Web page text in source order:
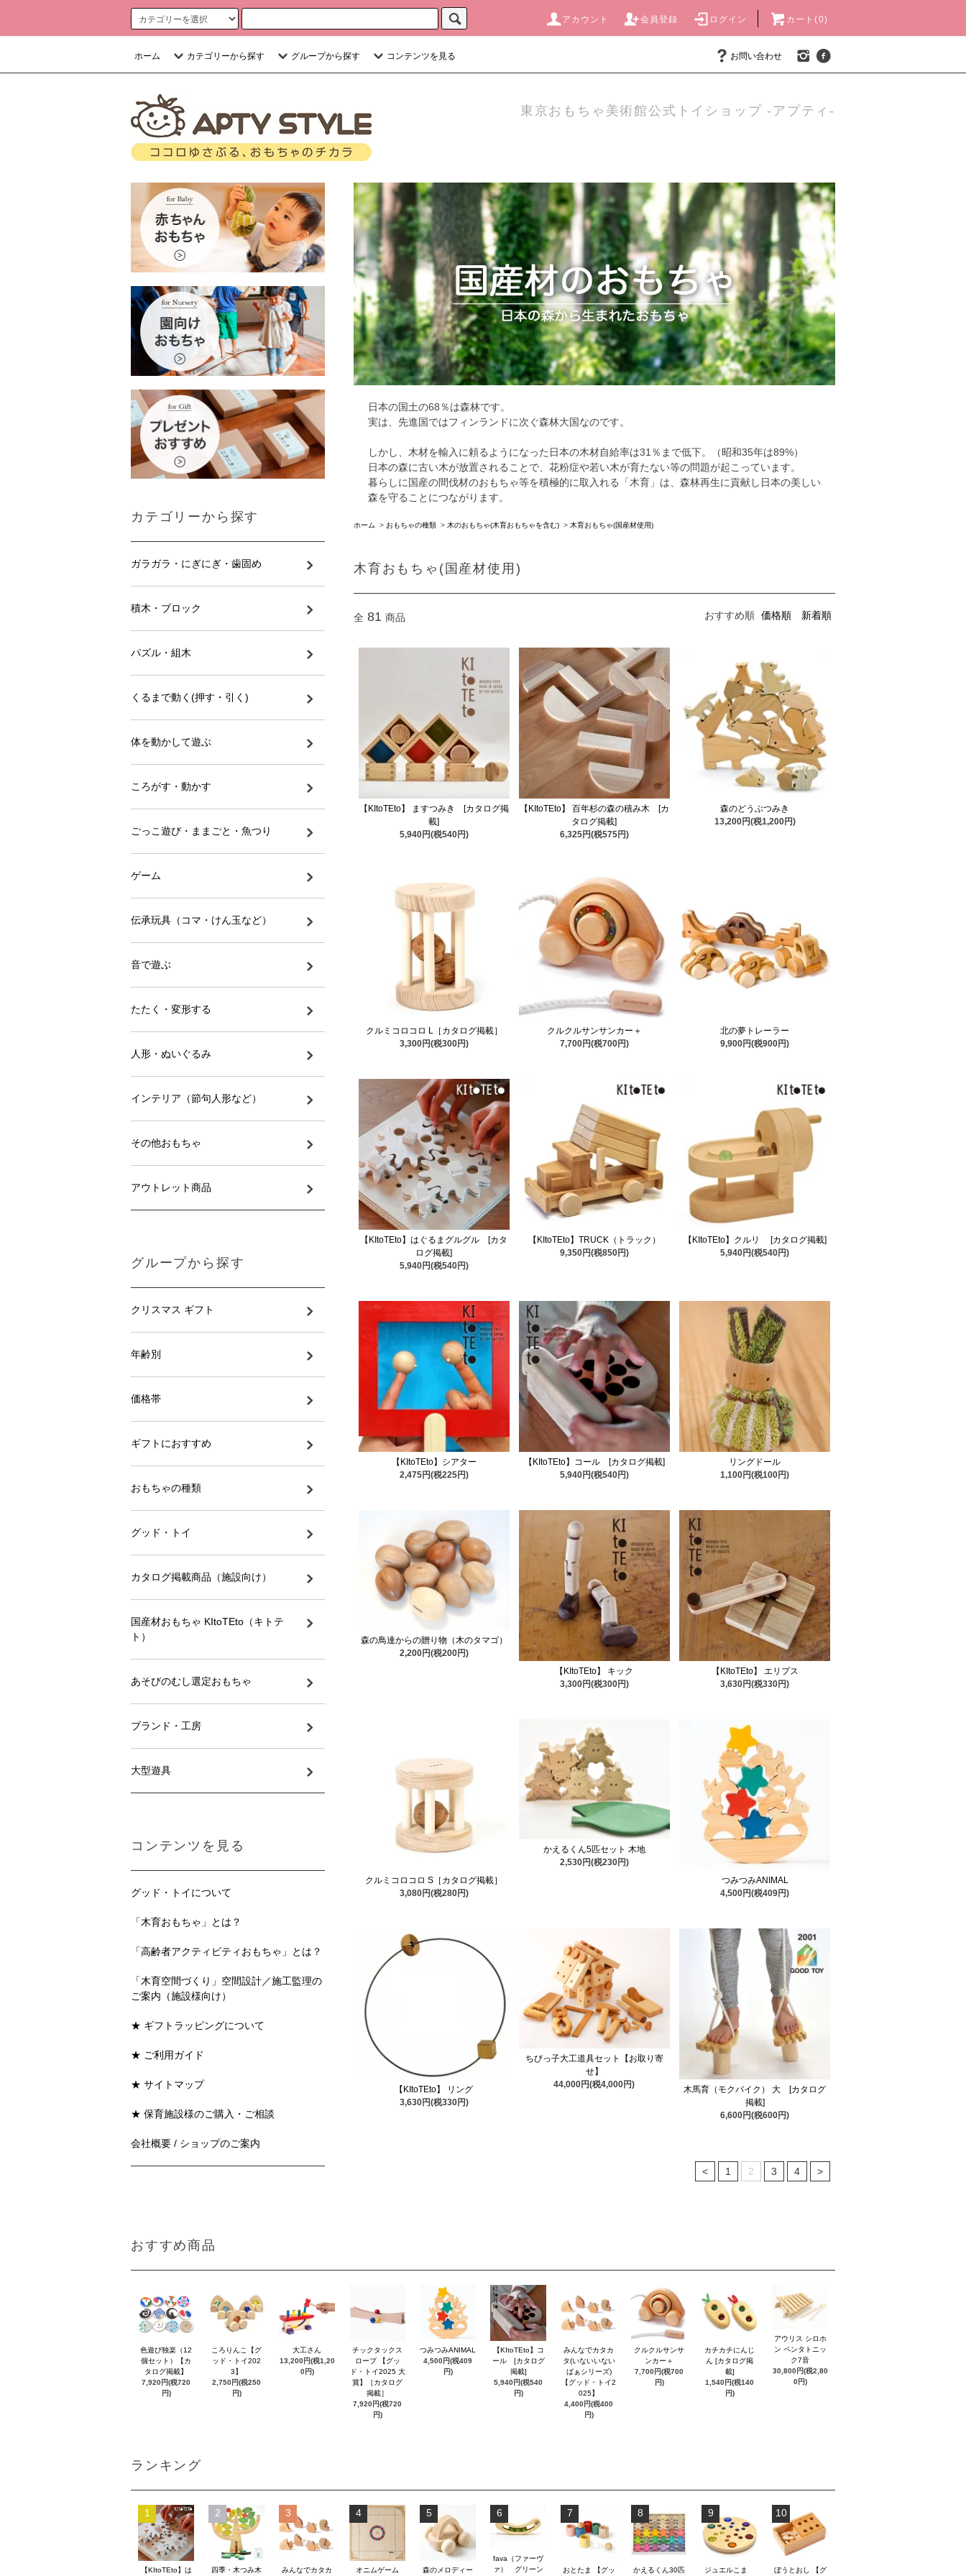
アカウント 会員登録 ログイン カート(0)
ホーム カテゴリーから探す グループから探す コンテンツを見る お問い合わせ
東京おもちゃ美術館公式トイショップ -アプティ-
日本の国土の68％は森林です。
実は、先進国ではフィンランドに次ぐ森林大国なのです。
しかし、木材を輸入に頼るようになった日本の木材自給率は31％まで低下。（昭和35年は89%）
日本の森に古い木が放置されることで、花粉症や若い木が育たない等の問題が起こっています。
暮らしに国産の間伐材のおもちゃ等を積極的に取入れる「木育」は、森林再生に貢献し日本の美しい
森を守ることにつながります。
ホーム > おもちゃの種類 > 木のおもちゃ(木育おもちゃを含む) > 木育おもちゃ(国産材使用)
木育おもちゃ(国産材使用)
全 81 商品 おすすめ順 価格順 新着順
【KItoTEto】 ますつみき [カタログ掲
載]
5,940円(税540円)
【KItoTEto】 百年杉の森の積み木 [カ
タログ掲載]
6,325円(税575円)
森のどうぶつみき
13,200円(税1,200円)
クルミコロコロ L［カタログ掲載］
3,300円(税300円)
クルクルサンサンカー＋
7,700円(税700円)
北の夢トレーラー
9,900円(税900円)
【KItoTEto】はぐるまグルグル [カタ
ログ掲載]
5,940円(税540円)
【KItoTEto】TRUCK（トラック）
9,350円(税850円)
【KItoTEto】クルリ [カタログ掲載]
5,940円(税540円)
【KItoTEto】シアター
2,475円(税225円)
【KItoTEto】コール [カタログ掲載]
5,940円(税540円)
リングドール
1,100円(税100円)
森の鳥達からの贈り物（木のタマゴ）
2,200円(税200円)
【KItoTEto】 キック
3,300円(税300円)
【KItoTEto】 エリプス
3,630円(税330円)
クルミコロコロ S［カタログ掲載］
3,080円(税280円)
かえるくん5匹セット 木地
2,530円(税230円)
つみつみANIMAL
4,500円(税409円)
【KItoTEto】 リング
3,630円(税330円)
ちびっ子大工道具セット【お取り寄
せ】
44,000円(税4,000円)
木馬育（モクバイク） 大 [カタログ
掲載]
6,600円(税600円)
< 1 2 3 4 >
カテゴリーから探す
ガラガラ・にぎにぎ・歯固め
積木・ブロック
パズル・組木
くるまで動く(押す・引く)
体を動かして遊ぶ
ころがす・動かす
ごっこ遊び・ままごと・魚つり
ゲーム
伝承玩具（コマ・けん玉など）
音で遊ぶ
たたく・変形する
人形・ぬいぐるみ
インテリア（節句人形など）
その他おもちゃ
アウトレット商品
グループから探す
クリスマス ギフト
年齢別
価格帯
ギフトにおすすめ
おもちゃの種類
グッド・トイ
カタログ掲載商品（施設向け）
国産材おもちゃ KItoTEto（キトテ
ト）
あそびのむし選定おもちゃ
ブランド・工房
大型遊具
コンテンツを見る
グッド・トイについて
「木育おもちゃ」とは？
「高齢者アクティビティおもちゃ」とは？
「木育空間づくり」空間設計／施工監理の
ご案内（施設様向け）
★ ギフトラッピングについて
★ ご利用ガイド
★ サイトマップ
★ 保育施設様のご購入・ご相談
会社概要 / ショップのご案内
おすすめ商品
色遊び独楽（12
個セット）【カ
タログ掲載】
7,920円(税720
円)
ころりんこ【グ
ッド・トイ202
3】
2,750円(税250
円)
大工さん
13,200円(税1,20
0円)
チックタックス
ロープ 【グッ
ド・トイ2025 大
賞】［カタログ
掲載］
7,920円(税720
円)
つみつみANIMAL
4,500円(税409
円)
【KItoTEto】コ
ール [カタログ
掲載]
5,940円(税540
円)
みんなでカタカ
タ(いないいない
ばぁシリーズ)
【グッド・トイ2
025】
4,400円(税400
円)
クルクルサンサ
ンカー＋
7,700円(税700
円)
カチカチにんじ
ん [カタログ掲
載]
1,540円(税140
円)
アウリス シロホ
ン ペンタトニッ
ク7音
30,800円(税2,80
0円)
ランキング
1
【KItoTEto】は
2
四季・木つみ木
3
みんなでカタカ
4
オニムゲーム
5
森のメロディー
6
fava（ファーヴ
ァ） グリーン
7
おとたま 【グッ
8
かえるくん30匹
9
ジュエルこま
10
ぼうとおし 【グ